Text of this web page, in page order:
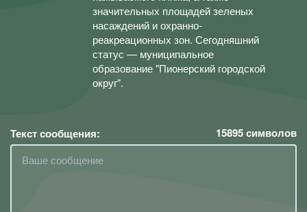
значительных площадей зеленых
насаждений и охранно-
реакреационных зон. Сегодняшний
статус — муниципальное
образование "Пионерский городской
округ".
Текст сообщения: 15895символов